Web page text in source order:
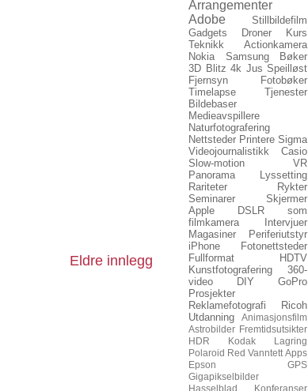
Eldre innlegg
Arrangementer
Adobe
Stillbildefilm
Gadgets
Droner
Kurs
Teknikk
Actionkamera
Nokia
Samsung
Bøker
3D Blitz 4k Jus Speilløst
Fjernsyn
Fotobøker
Timelapse
Tjenester
Bildebaser
Medieavspillere
Naturfotografering
Nettsteder Printere Sigma
Videojournalistikk
Casio
Slow-motion
VR
Panorama
Lyssetting
Rariteter
Rykter
Seminarer
Skjermer
Apple
DSLR som
filmkamera
Intervjuer
Magasiner
Periferiutstyr
iPhone
Fotonettsteder
Fullformat
HDTV
Kunstfotografering
360-
video
DIY
GoPro
Prosjekter
Reklamefotografi
Ricoh
Utdanning
Animasjonsfilm
Astrobilder Fremtidsutsikter
HDR
Kodak
Lagring
Polaroid Red Vanntett Apps
Epson
GPS
Gigapikselbilder
Hasselblad
Konferanser